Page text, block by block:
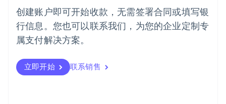
创建账户即可开始收款，无需签署合同或填写银
行信息。您也可以联系我们，为您的企业定制专
属支付解决方案。
立即开始 联系销售
葡萄牙
Português English
日本
日本語English
瑞典
瑞士
DeutschFrançais